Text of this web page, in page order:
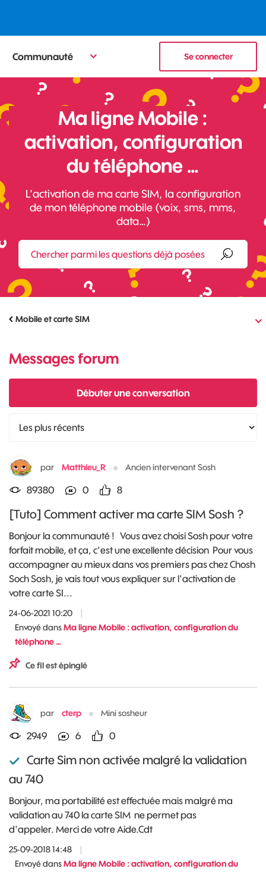
Communauté Se connecter
Ma ligne Mobile :
activation, configuration
du téléphone …
L’activation de ma carte SIM, la configuration
de mon téléphone mobile (voix, sms, mms,
data…)
Mobile et carte SIM
Messages forum
Débuter une conversation
[Tuto] Comment activer ma carte SIM Sosh ?
Bonjour la communauté ! Vous avez choisi Sosh pour votre
forfait mobile, et ça, c'est une excellente décision Pour vous
accompagner au mieux dans vos premiers pas chez Chosh
Soch Sosh, je vais tout vous expliquer sur l'activation de
votre carte SI...
24-06-2021 10:20
|
Envoyé dansMa ligne Mobile : activation, configuration du
téléphone …
Ce fil est épinglé
par Matthieu_R Ancien intervenant Sosh
89380 0 8
Carte Sim non activée malgré la validation
au 740
Bonjour, ma portabilité est effectuée mais malgré ma
validation au 740 la carte SIM ne permet pas
d'appeler. Merci de votre Aide.Cdt
25-09-2018 14:48
|
Envoyé dansMa ligne Mobile : activation, configuration du
par cterp Mini sosheur
2949 6 0